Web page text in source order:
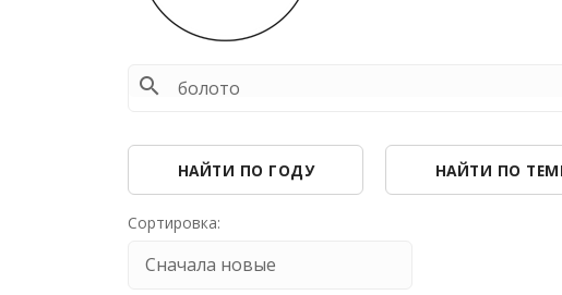
search
НАЙТИ ПО ГОДУ НАЙТИ ПО
Сортировка: